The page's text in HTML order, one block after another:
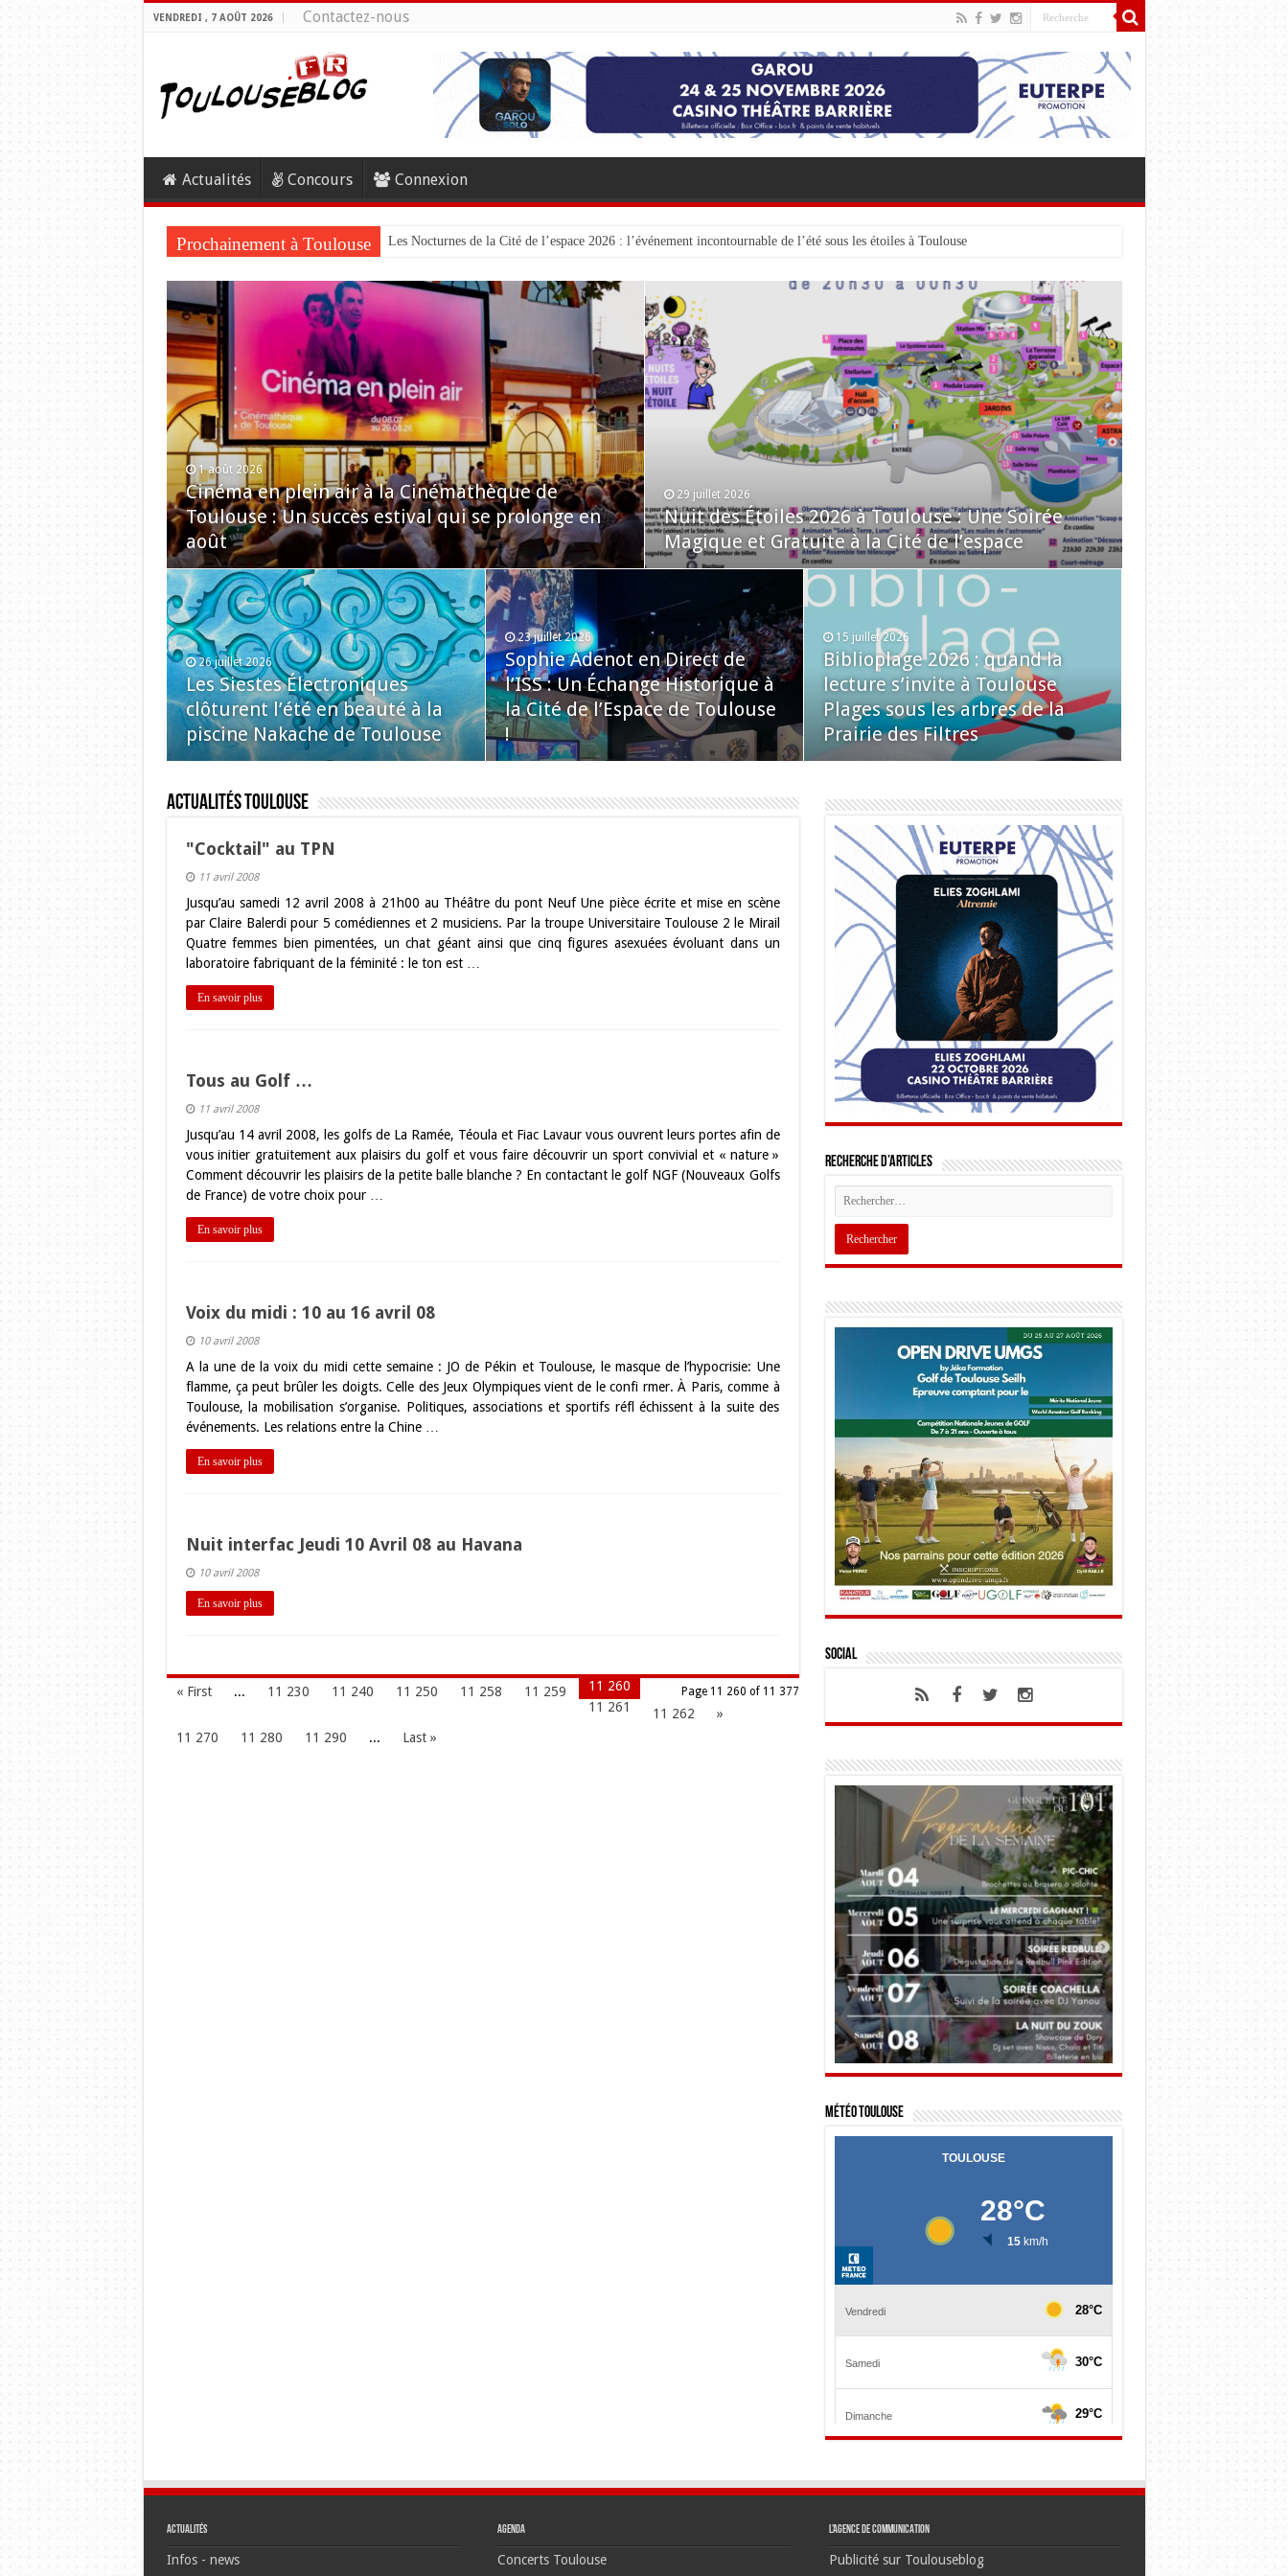
VENDREDI , 7 AOÛT 2026 Contactez-nous
Actualités Concours Connexion
Prochainement à Toulouse Les Nocturnes de la Cité de l’espace 2026 : l’événement incontournable de l’été sous les étoiles à Toulouse
1 août 2026
Cinéma en plein air à la Cinémathèque de
Toulouse : Un succès estival qui se prolonge en
août
29 juillet 2026
Nuit des Étoiles 2026 à Toulouse : Une Soirée
Magique et Gratuite à la Cité de l’espace
26 juillet 2026
Les Siestes Électroniques
clôturent l’été en beauté à la
piscine Nakache de Toulouse
23 juillet 2026
Sophie Adenot en Direct de
l’ISS : Un Échange Historique à
la Cité de l’Espace de Toulouse
!
15 juillet 2026
Biblioplage 2026 : quand la
lecture s’invite à Toulouse
Plages sous les arbres de la
Prairie des Filtres
Actualités Toulouse
"Cocktail" au TPN
11 avril 2008
Jusqu’au samedi 12 avril 2008 à 21h00 au Théâtre du pont Neuf Une pièce écrite et mise en scène
par Claire Balerdi pour 5 comédiennes et 2 musiciens. Par la troupe Universitaire Toulouse 2 le Mirail
Quatre femmes bien pimentées, un chat géant ainsi que cinq figures asexuées évoluant dans un
laboratoire fabriquant de la féminité : le ton est …
En savoir plus
Tous au Golf …
11 avril 2008
Jusqu’au 14 avril 2008, les golfs de La Ramée, Téoula et Fiac Lavaur vous ouvrent leurs portes afin de
vous initier gratuitement aux plaisirs du golf et vous faire découvrir un sport convivial et « nature »
Comment découvrir les plaisirs de la petite balle blanche ? En contactant le golf NGF (Nouveaux Golfs
de France) de votre choix pour …
En savoir plus
Voix du midi : 10 au 16 avril 08
10 avril 2008
A la une de la voix du midi cette semaine : JO de Pékin et Toulouse, le masque de l’hypocrisie: Une
flamme, ça peut brûler les doigts. Celle des Jeux Olympiques vient de le confi rmer. À Paris, comme à
Toulouse, la mobilisation s’organise. Politiques, associations et sportifs réfl échissent à la suite des
événements. Les relations entre la Chine …
En savoir plus
Nuit interfac Jeudi 10 Avril 08 au Havana
10 avril 2008
En savoir plus
Page 11 260 of 11 377
« First ... 11 230 11 240 11 250 11 258 11 259
11 260
11 261
11 262
»
11 270
11 280 11 290 ... Last »
Recherche d’articles
Social
Météo Toulouse
Actualités
Infos - news
Agenda
Concerts Toulouse
L’agence de communication
Publicité sur Toulouseblog